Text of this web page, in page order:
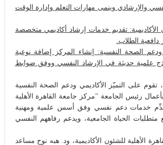
والإرشادي وينمى مهارات التعلم وإدارة الوقت
الأكاديمية: تقديم خدمات إرشاد أكاديمي متخصصة
دافعية الطلاب.
الصحة النفسية: إنشاء المركز إضافة نوعية
علمية حديثة في الإرشاد النفسي ووفق ضوابط
تقوم على التميّز الأكاديمي ودعم الصحة النفسية
رئيس الجامعة "مركز جامعة القاهرة الأهلية
تُقدِّم خدمات دعم نفسي وفق أسس علمية ومهنية
الحياة الجامعية، ويدعم رفاههم النفسي
الأهلية للشئون الأكاديمية، ود. هبه نوح مساعد